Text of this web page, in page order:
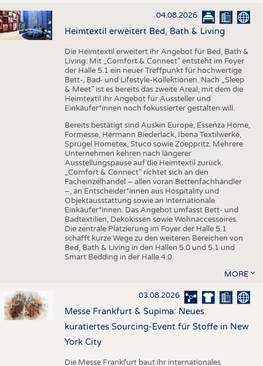
04.08.2026
Heimtextil erweitert Bed, Bath & Living
Die Heimtextil erweitert ihr Angebot für Bed, Bath &
Living: Mit „Comfort & Connect" entsteht im Foyer
der Halle 5.1 ein neuer Treffpunkt für hochwertige
Bett-, Bad- und Lifestyle-Kollektionen. Nach „Sleep
& Meet" ist es bereits das zweite Areal, mit dem die
Heimtextil ihr Angebot für Aussteller und
Einkäufer*innen noch fokussierter gestalten will.
Bereits bestätigt sind Auskin Europe, Essenza Home,
Formesse, Hermann Biederlack, Ibena Textilwerke,
Sprügel Hometex, Stuco sowie Zoeppritz. Mehrere
Unternehmen kehren nach längerer
Ausstellungspause auf die Heimtextil zurück.
„Comfort & Connect" richtet sich an den
Facheinzelhandel – allen voran Bettenfachhändler
–, an Entscheider*innen aus Hospitality und
Objektausstattung sowie an internationale
Einkäufer*innen. Das Angebot umfasst Bett- und
Badtextilien, Dekokissen sowie Wohnaccessoires.
Die zentrale Platzierung im Foyer der Halle 5.1
schafft kurze Wege zu den weiteren Bereichen von
Bed, Bath & Living in den Hallen 5.0 und 5.1 und
Smart Bedding in der Halle 4.0.
MORE
03.08.2026
Messe Frankfurt & Supima: Neues
kuratiertes Sourcing-Event für Stoffe in New
York City
Die Messe Frankfurt baut ihr internationales